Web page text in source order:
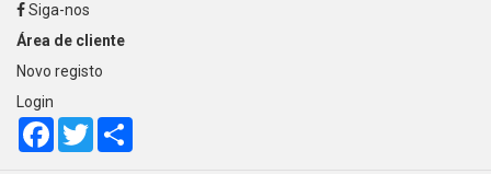
Siga-nos
Área de cliente
Novo registo
Login
Facebook
Twitter